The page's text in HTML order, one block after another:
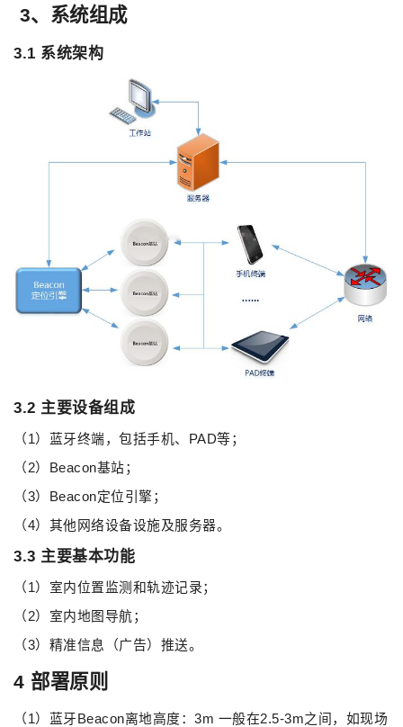
3、系统组成
3.1 系统架构
3.2 主要设备组成
（1）蓝牙终端，包括手机、PAD等；
（2）Beacon基站；
（3）Beacon定位引擎；
（4）其他网络设备设施及服务器。
3.3 主要基本功能
（1）室内位置监测和轨迹记录；
（2）室内地图导航；
（3）精准信息（广告）推送。
4 部署原则
（1）蓝牙Beacon离地高度：3m 一般在2.5-3m之间，如现场